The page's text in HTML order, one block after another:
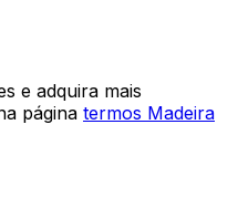
e adquira mais
página termos Madeira